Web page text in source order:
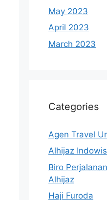
May 2023
April 2023
March 2023
Categories
Agen Travel
Alhijaz
Biro
Alhijaz
Haji Furoda